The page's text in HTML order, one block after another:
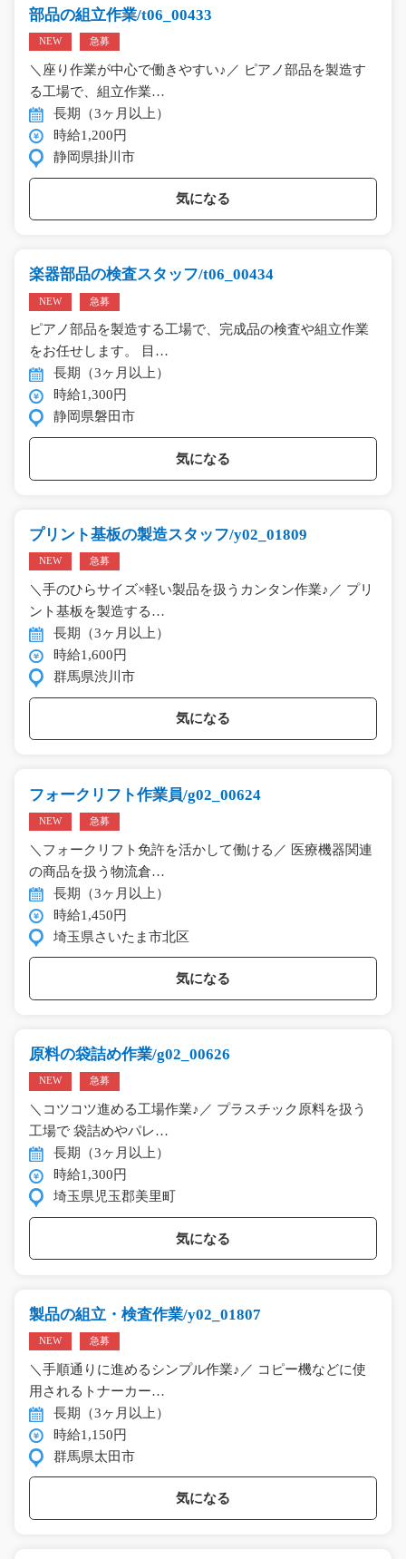
部品の組立作業/t06_00433
NEW 急募
＼座り作業が中心で働きやすい♪／ ピアノ部品を製造す
る工場で、組立作業…
長期（3ヶ月以上）
時給1,200円
静岡県掛川市
気になる
楽器部品の検査スタッフ/t06_00434
NEW 急募
ピアノ部品を製造する工場で、完成品の検査や組立作業
をお任せします。 目…
長期（3ヶ月以上）
時給1,300円
静岡県磐田市
気になる
プリント基板の製造スタッフ/y02_01809
NEW 急募
＼手のひらサイズ×軽い製品を扱うカンタン作業♪／ プリ
ント基板を製造する…
長期（3ヶ月以上）
時給1,600円
群馬県渋川市
気になる
フォークリフト作業員/g02_00624
NEW 急募
＼フォークリフト免許を活かして働ける／ 医療機器関連
の商品を扱う物流倉…
長期（3ヶ月以上）
時給1,450円
埼玉県さいたま市北区
気になる
原料の袋詰め作業/g02_00626
NEW 急募
＼コツコツ進める工場作業♪／ プラスチック原料を扱う
工場で 袋詰めやパレ…
長期（3ヶ月以上）
時給1,300円
埼玉県児玉郡美里町
気になる
製品の組立・検査作業/y02_01807
NEW 急募
＼手順通りに進めるシンプル作業♪／ コピー機などに使
用されるトナーカー…
長期（3ヶ月以上）
時給1,150円
群馬県太田市
気になる